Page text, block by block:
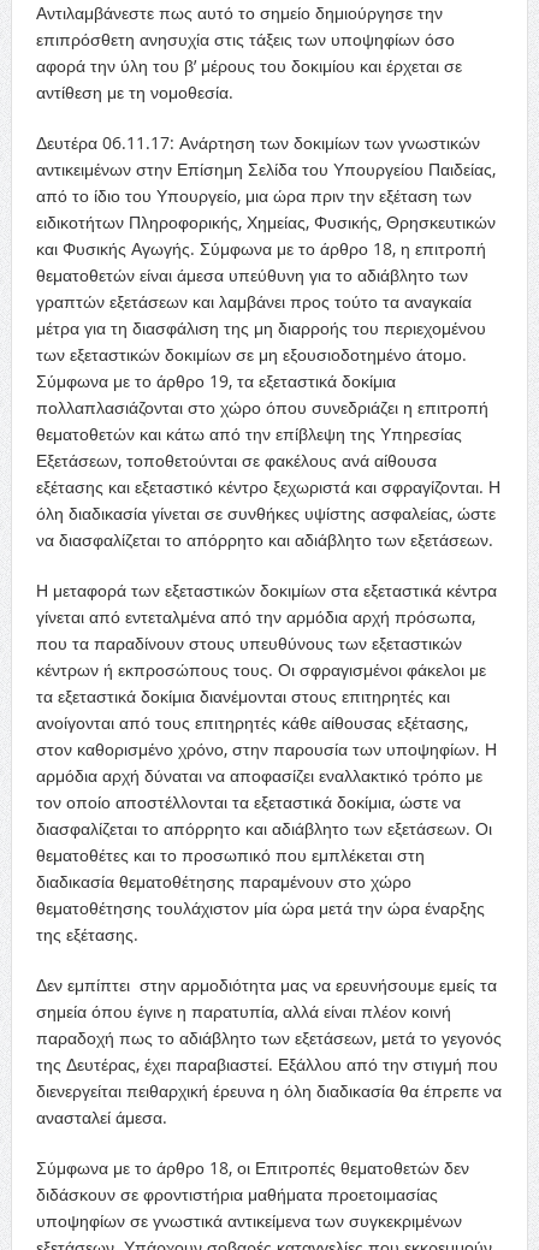
Αντιλαμβάνεστε πως αυτό το σημείο δημιούργησε την
επιπρόσθετη ανησυχία στις τάξεις των υποψηφίων όσο
αφορά την ύλη του β’ μέρους του δοκιμίου και έρχεται σε
αντίθεση με τη νομοθεσία.
Δευτέρα 06.11.17: Ανάρτηση των δοκιμίων των γνωστικών
αντικειμένων στην Επίσημη Σελίδα του Υπουργείου Παιδείας,
από το ίδιο του Υπουργείο, μια ώρα πριν την εξέταση των
ειδικοτήτων Πληροφορικής, Χημείας, Φυσικής, Θρησκευτικών
και Φυσικής Αγωγής. Σύμφωνα με το άρθρο 18, η επιτροπή
θεματοθετών είναι άμεσα υπεύθυνη για το αδιάβλητο των
γραπτών εξετάσεων και λαμβάνει προς τούτο τα αναγκαία
μέτρα για τη διασφάλιση της μη διαρροής του περιεχομένου
των εξεταστικών δοκιμίων σε μη εξουσιοδοτημένο άτομο.
Σύμφωνα με το άρθρο 19, τα εξεταστικά δοκίμια
πολλαπλασιάζονται στο χώρο όπου συνεδριάζει η επιτροπή
θεματοθετών και κάτω από την επίβλεψη της Υπηρεσίας
Εξετάσεων, τοποθετούνται σε φακέλους ανά αίθουσα
εξέτασης και εξεταστικό κέντρο ξεχωριστά και σφραγίζονται. Η
όλη διαδικασία γίνεται σε συνθήκες υψίστης ασφαλείας, ώστε
να διασφαλίζεται το απόρρητο και αδιάβλητο των εξετάσεων.
Η μεταφορά των εξεταστικών δοκιμίων στα εξεταστικά κέντρα
γίνεται από εντεταλμένα από την αρμόδια αρχή πρόσωπα,
που τα παραδίνουν στους υπευθύνους των εξεταστικών
κέντρων ή εκπροσώπους τους. Οι σφραγισμένοι φάκελοι με
τα εξεταστικά δοκίμια διανέμονται στους επιτηρητές και
ανοίγονται από τους επιτηρητές κάθε αίθουσας εξέτασης,
στον καθορισμένο χρόνο, στην παρουσία των υποψηφίων. Η
αρμόδια αρχή δύναται να αποφασίζει εναλλακτικό τρόπο με
τον οποίο αποστέλλονται τα εξεταστικά δοκίμια, ώστε να
διασφαλίζεται το απόρρητο και αδιάβλητο των εξετάσεων. Οι
θεματοθέτες και το προσωπικό που εμπλέκεται στη
διαδικασία θεματοθέτησης παραμένουν στο χώρο
θεματοθέτησης τουλάχιστον μία ώρα μετά την ώρα έναρξης
της εξέτασης.
Δεν εμπίπτει στην αρμοδιότητα μας να ερευνήσουμε εμείς τα
σημεία όπου έγινε η παρατυπία, αλλά είναι πλέον κοινή
παραδοχή πως το αδιάβλητο των εξετάσεων, μετά το γεγονός
της Δευτέρας, έχει παραβιαστεί. Εξάλλου από την στιγμή που
διενεργείται πειθαρχική έρευνα η όλη διαδικασία θα έπρεπε να
ανασταλεί άμεσα.
Σύμφωνα με το άρθρο 18, οι Επιτροπές θεματοθετών δεν
διδάσκουν σε φροντιστήρια μαθήματα προετοιμασίας
υποψηφίων σε γνωστικά αντικείμενα των συγκεκριμένων